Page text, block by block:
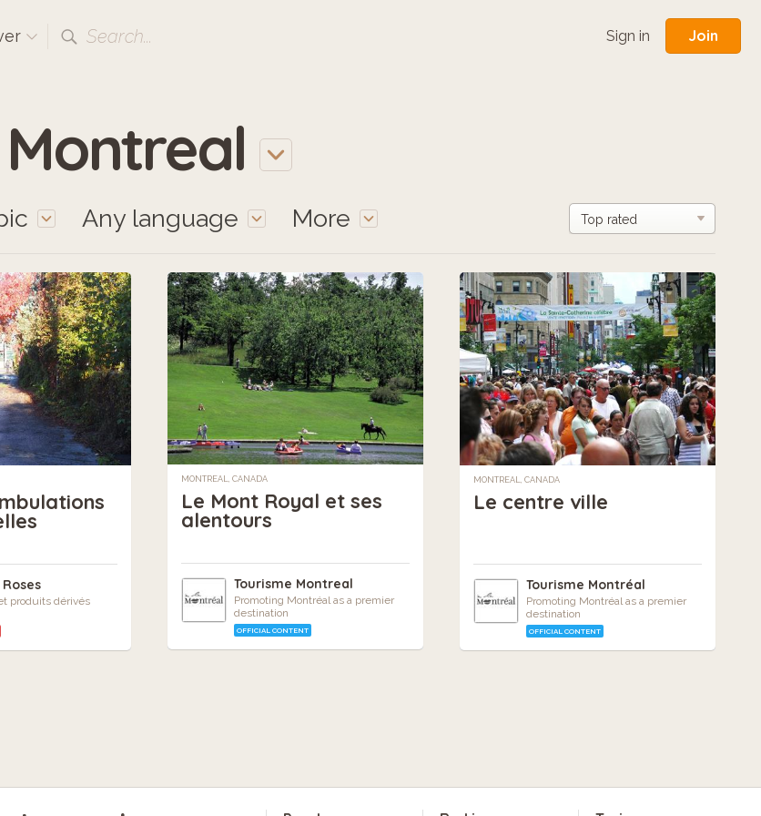
Search... Sign in Join
Montreal
Any language More
produits dérivés
MONTREAL, CANADA
Le Mont Royal et ses
alentours
Tourisme Montreal
Promoting Montréal as a premier
destination
OFFICIAL CONTENT
MONTREAL, CANADA
Le centre ville
Tourisme Montréal
Promoting Montréal as a premier
destination
OFFICIAL CONTENT